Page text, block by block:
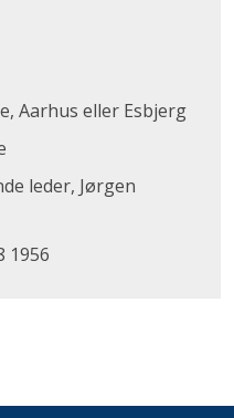
Aarhus eller Esbjerg
leder, Jørgen
1956